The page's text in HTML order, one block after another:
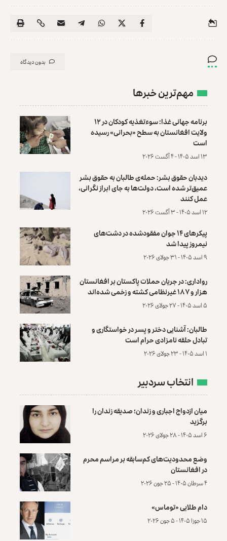
بدون دیدگاه
مهم‌ترین خبرها
برنامه جهانی غذا: سوءتغذیه کودکان در ۱۲
ولایت افغانستان به سطح «بحرانی» رسیده
است
۱۳ اسد ۱۴۰۵ - ۴ آگست ۲۰۲۶
دیدبان حقوق بشر: حمله‌ی طالبان به حقوق بشر
عمیق‌تر شده است، دولت‌ها به جای ابراز نگرانی،
عمل کنند
۱۲ اسد ۱۴۰۵ - ۳ آگست ۲۰۲۶
پیکرهای ۱۴ جوان مفقودشده در دشت‌های
نیمروز پیدا شد
۹ اسد ۱۴۰۵ - ۳۱ جولای ۲۰۲۶
رواداری: در جریان حملات پاکستان بر افغانستان
هزار و ۱۸۷ غیرنظامی کشته و زخمی شده‌اند
۵ اسد ۱۴۰۵ - ۲۷ جولای ۲۰۲۶
طالبان: آشنایی دختر و پسر در خواستگاری و
تبادل حلقه نامزادی حرام است
۱ اسد ۱۴۰۵ - ۲۳ جولای ۲۰۲۶
انتخاب سردبیر
میان ازدواج اجباری و زندان؛ صدیقه زندان را
برگزید
۶ اسد ۱۴۰۵ - ۲۸ جولای ۲۰۲۶
وضع محدودیت‌های کم‌سابقه بر مراسم محرم
در افغانستان
۴ سرطان ۱۴۰۵ - ۲۵ جون ۲۰۲۶
دام طلایی «توماس»
۱۵ جوزا ۱۴۰۵ - ۵ جون ۲۰۲۶